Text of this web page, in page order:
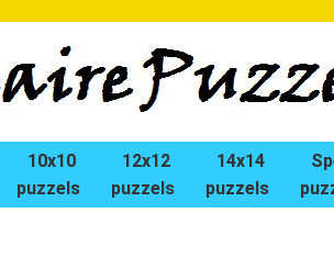
10x10
puzzels
12x12
puzzels
14x14
puzzels